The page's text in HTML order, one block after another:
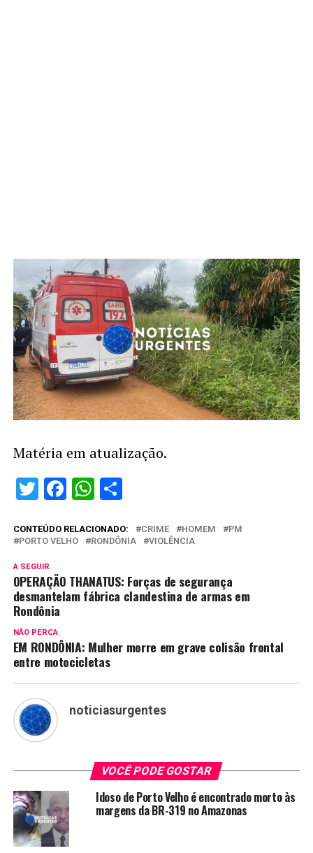
Matéria em atualização.
Twitter
Facebook
WhatsApp
Share
CONTEÚDO RELACIONADO: CRIME HOMEM
PM
PORTO VELHO
RONDÔNIA VIOLÊNCIA
A SEGUIR
OPERAÇÃO THANATUS: Forças de segurança
desmantelam fábrica clandestina de armas em
Rondônia
NÃO PERCA
EM RONDÔNIA: Mulher morre em grave colisão frontal
entre motocicletas
noticiasurgentes
VOCÊ PODE GOSTAR
Idoso de Porto Velho é encontrado morto às
margens da BR-319 no Amazonas